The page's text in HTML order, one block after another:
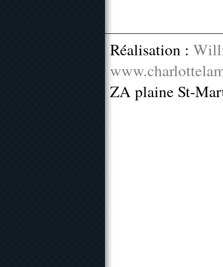
Réalisation :
ZA plaine St-